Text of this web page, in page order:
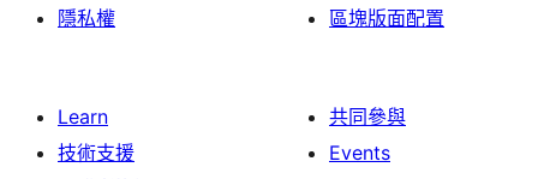
隱私權
區塊版面配置
Learn
技術支援
共同參與
Events